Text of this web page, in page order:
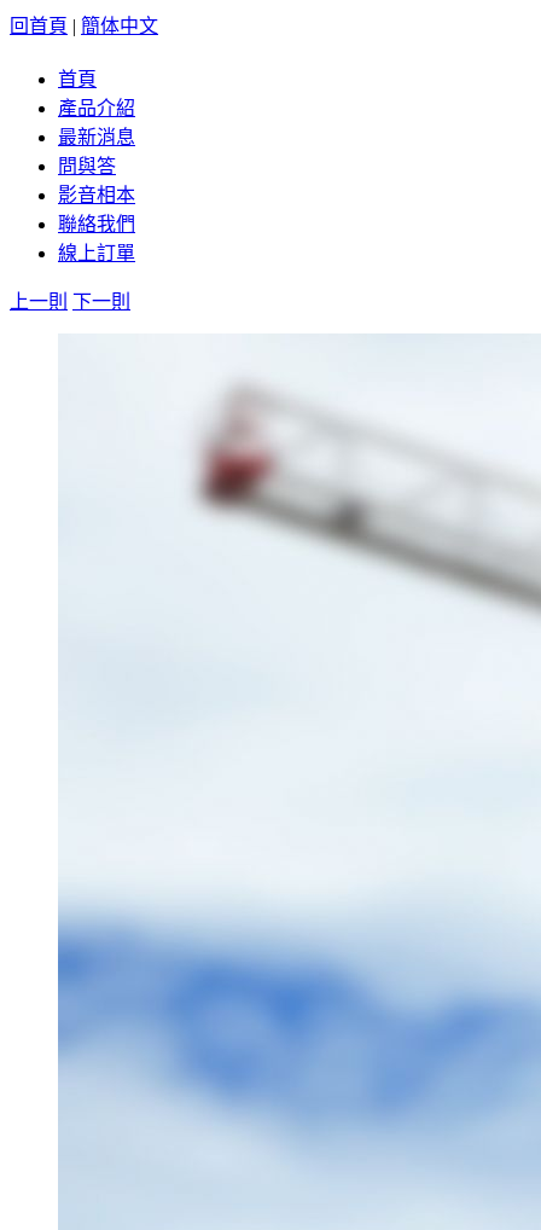
回首頁 | 簡体中文
首頁
產品介紹
最新消息
問與答
影音相本
聯絡我們
線上訂單
上一則 下一則